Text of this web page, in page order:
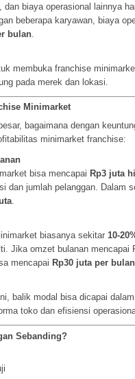
biaya operasional lainnya
beberapa karyawan, biaya
bulan
membuka franchise
pada merek dan lokasi.
Minimarket
bagaimana dengan
minimarket franchise:
bisa mencapai Rp3 juta
dan jumlah pelanggan. Dalam
.
biasanya sekitar 10-
Jika omzet bulanan mencapai
mencapai Rp30 juta per bulan
balik modal bisa dicapai
toko dan efisiensi
Sebanding?